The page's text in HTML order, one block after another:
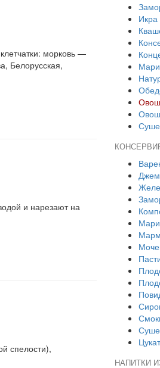
морковь —
Белорусская,
и нарезают на
спелости),
Желе
НАПИТКИ